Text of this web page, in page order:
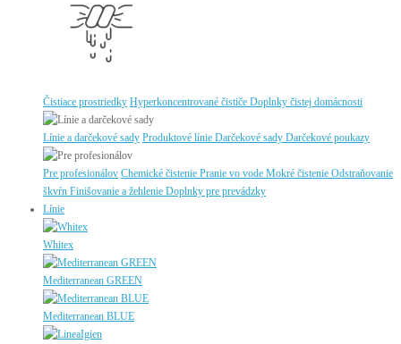
Čistiace prostriedky Hyperkoncentrované čističe Doplnky čistej domácnosti
Línie a darčekové sady Produktové línie Darčekové sady Darčekové poukazy
Pre profesionálov Chemické čistenie Pranie vo vode Mokré čistenie Odstraňovanie
škvŕn Finišovanie a žehlenie Doplnky pre prevádzky
Línie
Whitex
Mediterranean GREEN
Mediterranean BLUE